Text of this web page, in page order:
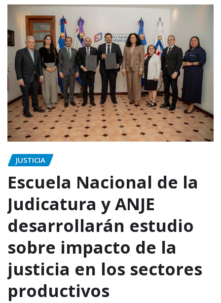
JUSTICIA
Escuela Nacional de la
Judicatura y ANJE
desarrollarán estudio
sobre impacto de la
justicia en los sectores
productivos